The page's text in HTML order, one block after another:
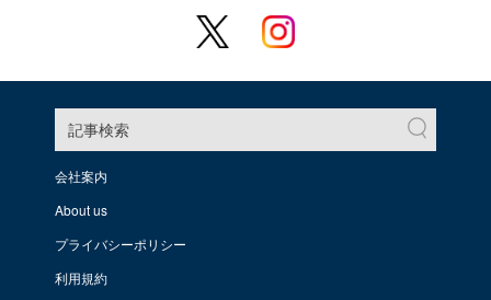
記事検索
会社案内
About us
プライバシーポリシー
利用規約